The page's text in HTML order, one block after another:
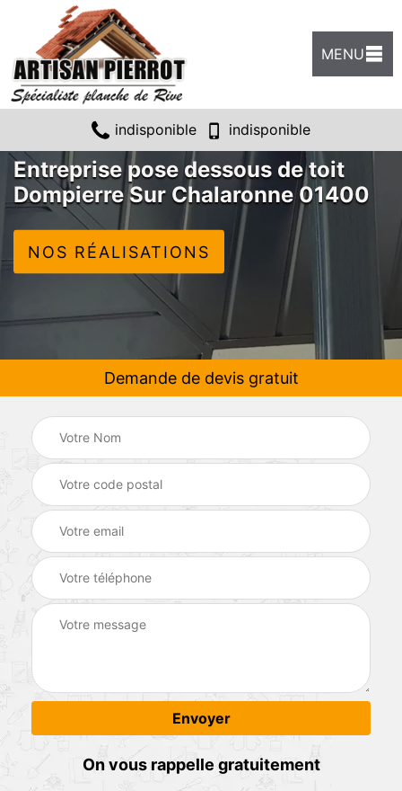
MENU
indisponible indisponible
Entreprise pose dessous de toit
Dompierre Sur Chalaronne 01400
NOS RÉALISATIONS
Demande de devis gratuit
On vous rappelle gratuitement